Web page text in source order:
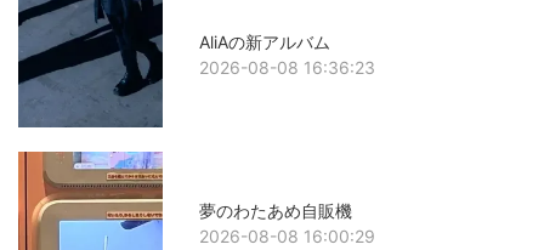
AliAの新アルバム
2026-08-08 16:36:23
夢のわたあめ自販機
2026-08-08 16:00:29